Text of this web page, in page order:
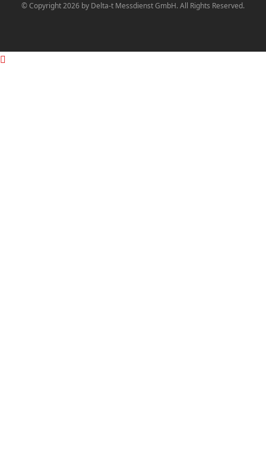
© Copyright 2026 by Delta-t Messdienst GmbH. All Rights Reserved.